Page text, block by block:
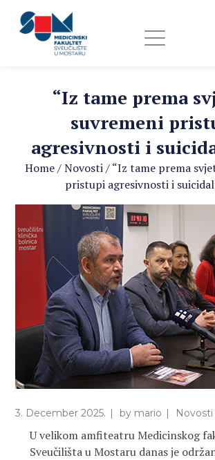
“Iz tame prema
suvremeni
agresivnosti i
Home/Novosti/“Iz tame prema
pristupi agresivnosti i
3. December 2025. by mario Novosti
U velikom amfiteatru Medicinskog
Sveučilišta u Mostaru danas je